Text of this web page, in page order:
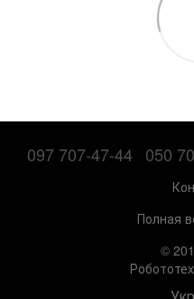
097 707-47-44 050
Полная
©